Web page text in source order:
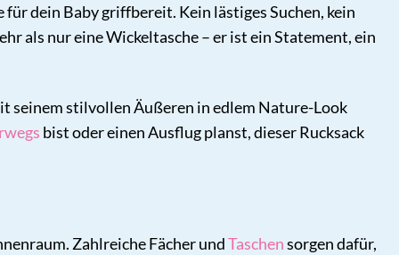
dein Baby griffbereit. Kein lästiges Suchen, kein
als nur eine Wickeltasche – er ist ein Statement, ein
seinem stilvollen Äußeren in edlem Nature-Look
bist oder einen Ausflug planst, dieser Rucksack
Zahlreiche Fächer undTaschensorgen dafür,